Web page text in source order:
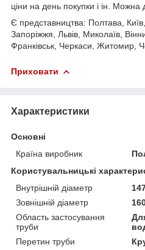
ціни на день покупки і ін. Можна
Є представництва: Полтава,
Запоріжжя, Львів, Миколаїв,
Франківськ, Черкаси, Житомир,
Приховати
Характеристики
Основні
Країна виробник
Користувальницькі
Внутрішній діаметр
Зовнішній діаметр
Область застосування
труби
Перетин труби